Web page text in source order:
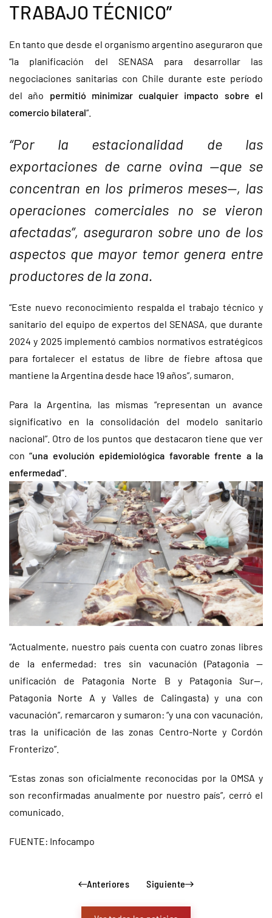
TRABAJO TÉCNICO”
En tanto que desde el organismo argentino aseguraron que
“la planificación del SENASA para desarrollar las
negociaciones sanitarias con Chile durante este período
del año permitió minimizar cualquier impacto sobre el
comercio bilateral“.
“Por la estacionalidad de las
exportaciones de carne ovina —que se
concentran en los primeros meses—, las
operaciones comerciales no se vieron
afectadas”, aseguraron sobre uno de los
aspectos que mayor temor genera entre
productores de la zona.
“Este nuevo reconocimiento respalda el trabajo técnico y
sanitario del equipo de expertos del SENASA, que durante
2024 y 2025 implementó cambios normativos estratégicos
para fortalecer el estatus de libre de fiebre aftosa que
mantiene la Argentina desde hace 19 años”, sumaron.
Para la Argentina, las mismas “representan un avance
significativo en la consolidación del modelo sanitario
nacional”. Otro de los puntos que destacaron tiene que ver
con“una evolución epidemiológica favorable frente a la
enfermedad”
“Actualmente, nuestro país cuenta con cuatro zonas libres
de la enfermedad: tres sin vacunación (Patagonia —
unificación de Patagonia Norte B y Patagonia Sur—,
Patagonia Norte A y Valles de Calingasta) y una con
vacunación”, remarcaron y sumaron: “y una con vacunación,
tras la unificación de las zonas Centro-Norte y Cordón
Fronterizo”.
“Estas zonas son oficialmente reconocidas por la OMSA y
son reconfirmadas anualmente por nuestro país”, cerró el
comunicado.
FUENTE: Infocampo
Anteriores Siguiente